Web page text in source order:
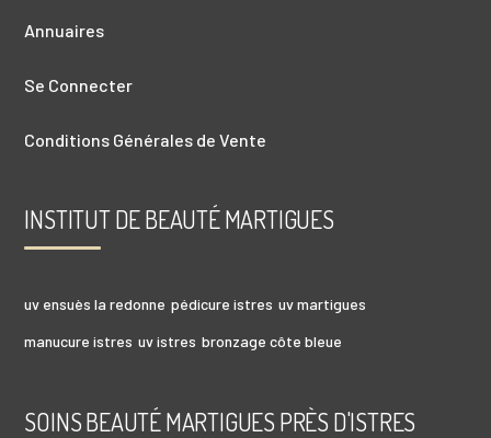
Annuaires
Se Connecter
Conditions Générales de Vente
INSTITUT DE BEAUTÉ MARTIGUES
uv ensuès la redonne pédicure istres uv martigues
manucure istres uv istres bronzage côte bleue
centre de bien être istres bronzage istres manucure côte bleue
SOINS BEAUTÉ MARTIGUES PRÈS D'ISTRES